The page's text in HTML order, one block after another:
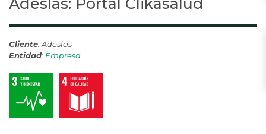
Cliente: Adeslas
Entidad: Empresa